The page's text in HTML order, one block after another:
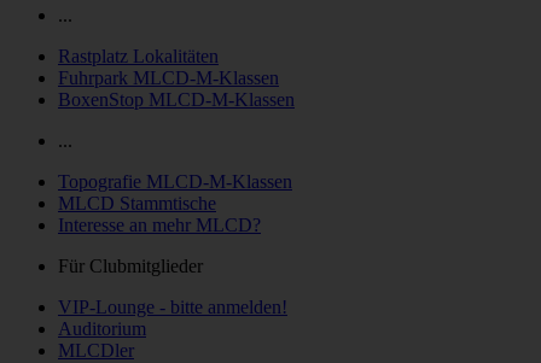
...
Rastplatz Lokalitäten
Fuhrpark MLCD-M-Klassen
BoxenStop MLCD-M-Klassen
...
Topografie MLCD-M-Klassen
MLCD Stammtische
Interesse an mehr MLCD?
Für Clubmitglieder
VIP-Lounge - bitte anmelden!
Auditorium
MLCDler